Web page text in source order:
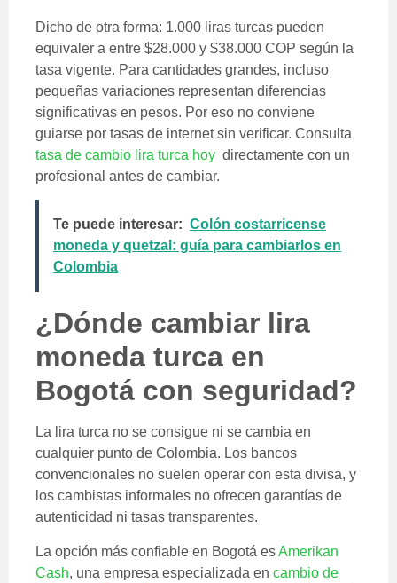
Dicho de otra forma: 1.000 liras turcas pueden
equivaler a entre $28.000 y $38.000 COP según la
tasa vigente. Para cantidades grandes, incluso
pequeñas variaciones representan diferencias
significativas en pesos. Por eso no conviene
guiarse por tasas de internet sin verificar. Consulta
tasa de cambio lira turca hoy directamente con un
profesional antes de cambiar.
Te puede interesar: Colón costarricense
moneda y quetzal: guía para cambiarlos en
Colombia
¿Dónde cambiar lira
moneda turca en
Bogotá con seguridad?
La lira turca no se consigue ni se cambia en
cualquier punto de Colombia. Los bancos
convencionales no suelen operar con esta divisa, y
los cambistas informales no ofrecen garantías de
autenticidad ni tasas transparentes.
La opción más confiable en Bogotá esAmerikan
Cash, una empresa especializada en cambio de